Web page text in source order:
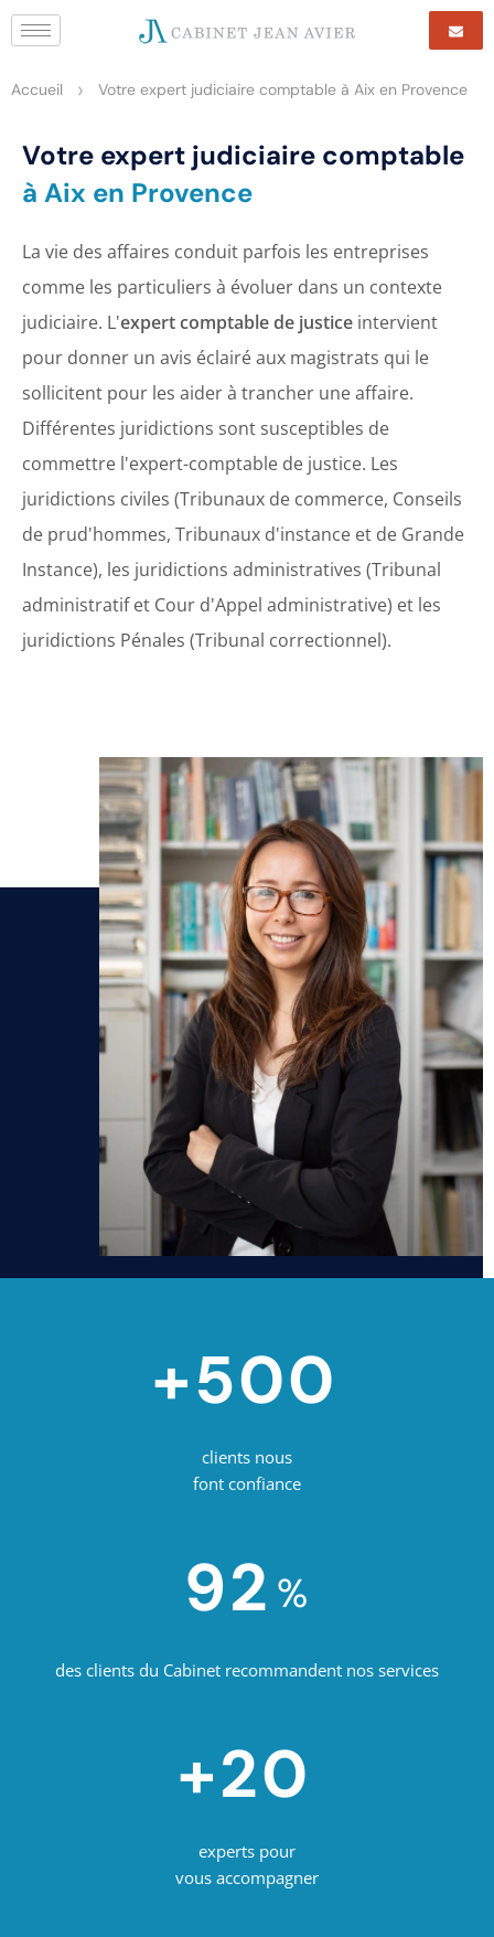
Accueil > Votre expert judiciaire comptable à Aix en Provence
Votre expert judiciaire comptable
à Aix en Provence
La vie des affaires conduit parfois les entreprises
comme les particuliers à évoluer dans un contexte
judiciaire. L'expert comptable de justice intervient
pour donner un avis éclairé aux magistrats qui le
sollicitent pour les aider à trancher une affaire.
Différentes juridictions sont susceptibles de
commettre l'expert-comptable de justice. Les
juridictions civiles (Tribunaux de commerce, Conseils
de prud'hommes, Tribunaux d'instance et de Grande
Instance), les juridictions administratives (Tribunal
administratif et Cour d'Appel administrative) et les
juridictions Pénales (Tribunal correctionnel).
+500
clients nous
font confiance
92 %
des clients du Cabinet recommandent nos services
+20
experts pour
vous accompagner